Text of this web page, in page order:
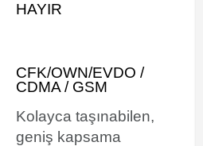
HAYIR
CFK/OWN/EVDO /
CDMA / GSM
Kolayca taşınabilen,
geniş kapsama